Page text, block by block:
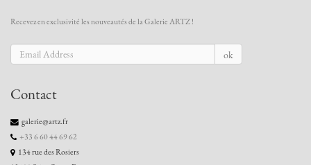
Recevez en exclusivité les nouveautés de la Galerie ARTZ !
ok
Contact
galerie@artz.fr
+33 6 60 44 69 62
134 rue des Rosiers